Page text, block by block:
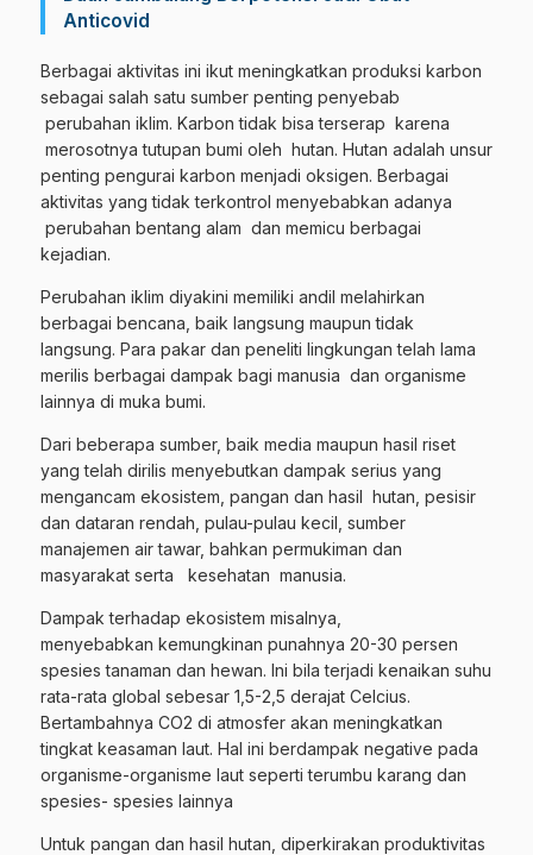
Anticovid
Berbagai aktivitas ini ikut meningkatkan produksi karbon
sebagai salah satu sumber penting penyebab
perubahan iklim. Karbon tidak bisa terserap karena
merosotnya tutupan bumi oleh hutan. Hutan adalah unsur
penting pengurai karbon menjadi oksigen. Berbagai
aktivitas yang tidak terkontrol menyebabkan adanya
perubahan bentang alam dan memicu berbagai
kejadian.
Perubahan iklim diyakini memiliki andil melahirkan
berbagai bencana, baik langsung maupun tidak
langsung. Para pakar dan peneliti lingkungan telah lama
merilis berbagai dampak bagi manusia dan organisme
lainnya di muka bumi.
Dari beberapa sumber, baik media maupun hasil riset
yang telah dirilis menyebutkan dampak serius yang
mengancam ekosistem, pangan dan hasil hutan, pesisir
dan dataran rendah, pulau-pulau kecil, sumber
manajemen air tawar, bahkan permukiman dan
masyarakat serta kesehatan manusia.
Dampak terhadap ekosistem misalnya,
menyebabkan kemungkinan punahnya 20-30 persen
spesies tanaman dan hewan. Ini bila terjadi kenaikan suhu
rata-rata global sebesar 1,5-2,5 derajat Celcius.
Bertambahnya CO2 di atmosfer akan meningkatkan
tingkat keasaman laut. Hal ini berdampak negative pada
organisme-organisme laut seperti terumbu karang dan
spesies- spesies lainnya
Untuk pangan dan hasil hutan, diperkirakan produktivitas